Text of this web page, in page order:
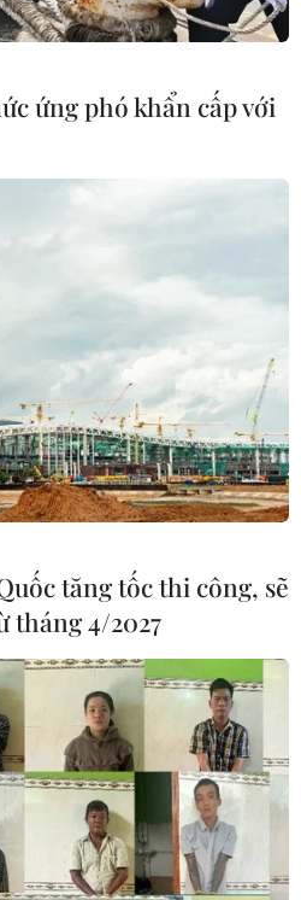
MỤC
đồng cho
Sơn
công 1
ứng phó khẩn cấp với
tăng tốc thi công, sẽ
tháng 4/2027